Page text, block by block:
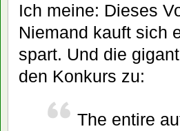
Ich meine: Dieses
Niemand kauft sich
spart. Und die
den Konkurs zu:
The entire